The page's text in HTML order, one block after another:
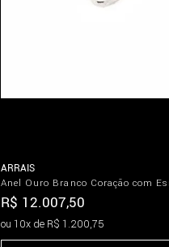
ARRAIS
Anel Ouro Branco Coração com
R$ 12.007,50
ou 10x de R$ 1 .200,75